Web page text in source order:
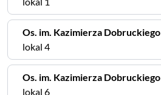
Os. im. Kazimierza Dobruckiego
lokal 4
Os. im. Kazimierza Dobruckiego
lokal 6